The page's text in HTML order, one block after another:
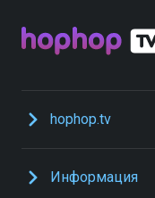
hophop.tv
Информация